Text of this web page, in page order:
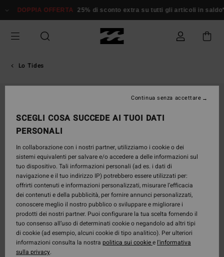
alle
prodotto
DOPPIA OFFERTA 25% di sconto extra su tutti gli articoli in saldo*
Lo Tides
SCEGLI COSA SUCCEDE AI TUOI DATI
PERSONALI
In collaborazione con i nostri partner, utilizziamo i cookie o dei
sistemi equivalenti per salvare e/o accedere a delle informazioni sul
tuo dispositivo. Tali informazioni personali (ad es. i dati di
navigazione e il tuo indirizzo IP) potrebbero essere utilizzati per:
offrirti contenuti e informazioni personalizzati, misurare l’efficacia
dei contenuti e della pubblicità, per fornire annunci personalizzati,
conoscere meglio il nostro pubblico o sviluppare e migliorare i
prodotti dei nostri partner. Puoi configurare la tua scelta fornendo il
tuo consenso all’uso di determinati cookie o negandolo ad altri tipi
di cookie (ad esempio, alcuni cookie di tipo analitico). Per ulteriori
informazioni consulta la nostra politica sui cookiee l'informativa
sulla privacy.
Continua senza accettare